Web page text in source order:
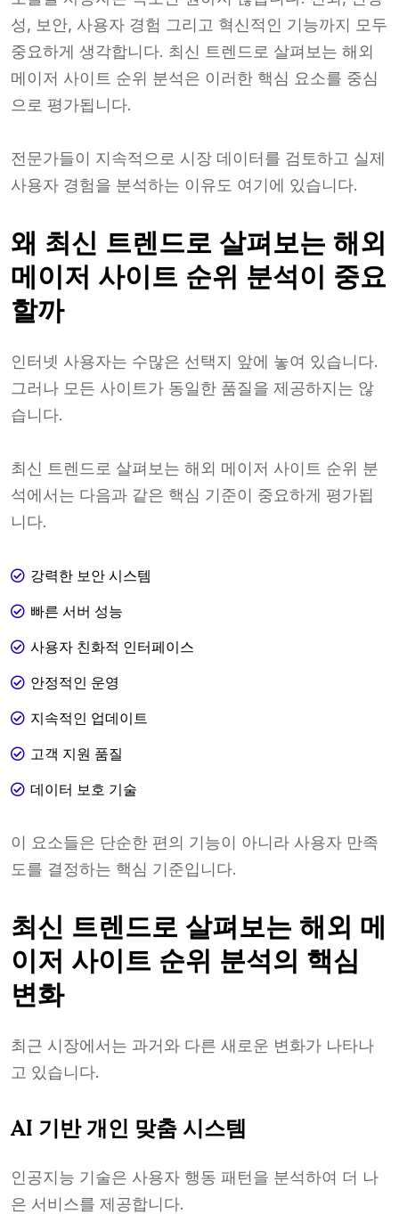
성, 보안, 사용자 경험 그리고 혁신적인 기능까지 모두
중요하게 생각합니다. 최신 트렌드로 살펴보는 해외
메이저 사이트 순위 분석은 이러한 핵심 요소를 중심
으로 평가됩니다.
전문가들이 지속적으로 시장 데이터를 검토하고 실제
사용자 경험을 분석하는 이유도 여기에 있습니다.
왜 최신 트렌드로 살펴보는 해외
메이저 사이트 순위 분석이 중요
할까
인터넷 사용자는 수많은 선택지 앞에 놓여 있습니다.
그러나 모든 사이트가 동일한 품질을 제공하지는 않
습니다.
최신 트렌드로 살펴보는 해외 메이저 사이트 순위 분
석에서는 다음과 같은 핵심 기준이 중요하게 평가됩
니다.
강력한 보안 시스템
빠른 서버 성능
사용자 친화적 인터페이스
안정적인 운영
지속적인 업데이트
고객 지원 품질
데이터 보호 기술
이 요소들은 단순한 편의 기능이 아니라 사용자 만족
도를 결정하는 핵심 기준입니다.
최신 트렌드로 살펴보는 해외 메
이저 사이트 순위 분석의 핵심
변화
최근 시장에서는 과거와 다른 새로운 변화가 나타나
고 있습니다.
AI 기반 개인 맞춤 시스템
인공지능 기술은 사용자 행동 패턴을 분석하여 더 나
은 서비스를 제공합니다.